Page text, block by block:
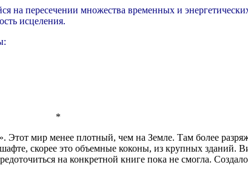
пересечении множества временных и
исцеления.
*
Этот мир менее плотный, чем на Земле. Там более
скорее это объемные коконы, из крупных зданий.
на конкретной книге пока не смогла.